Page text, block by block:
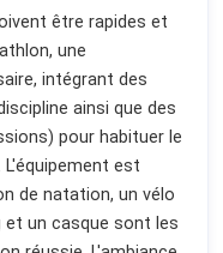
être rapides et
une
intégrant des
ainsi que des
pour habituer le
est
de natation, un vélo
et un casque sont les